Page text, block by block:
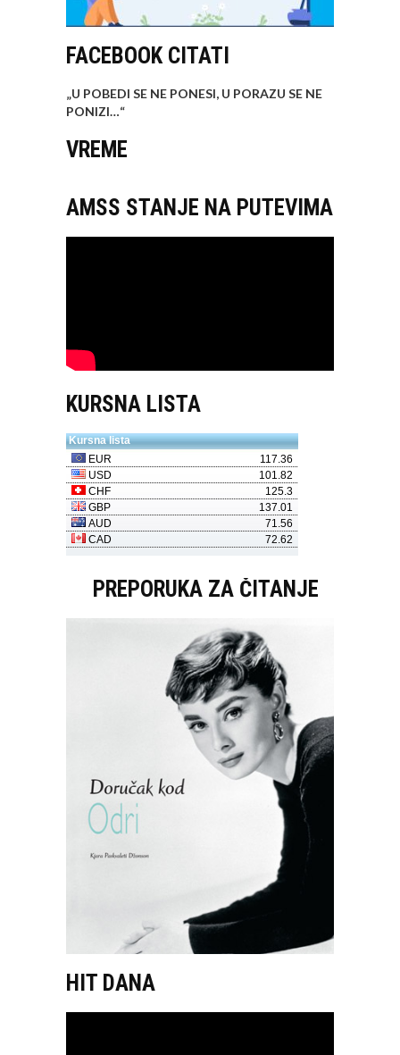
FACEBOOK CITATI
„U POBEDI SE NE PONESI, U PORAZU SE NE
PONIZI…“
VREME
AMSS STANJE NA PUTEVIMA
KURSNA LISTA
PREPORUKA ZA ČITANJE
HIT DANA